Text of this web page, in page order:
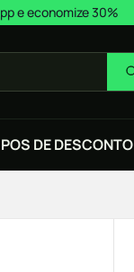
e economize 30%
DE DESCONTO